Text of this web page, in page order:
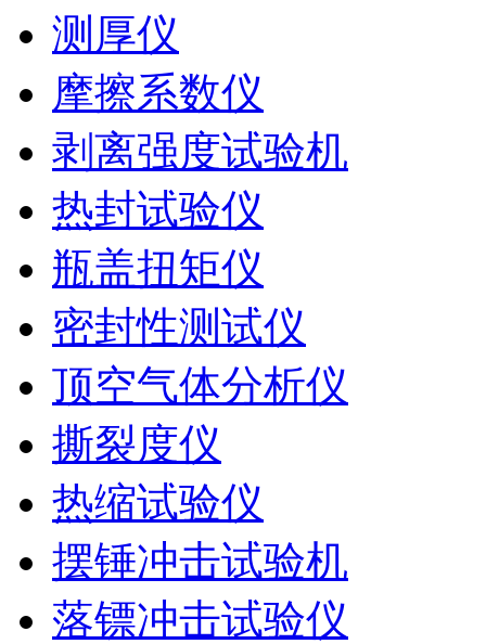
测厚仪
摩擦系数仪
剥离强度试验机
热封试验仪
瓶盖扭矩仪
密封性测试仪
顶空气体分析仪
撕裂度仪
热缩试验仪
摆锤冲击试验机
落镖冲击试验仪